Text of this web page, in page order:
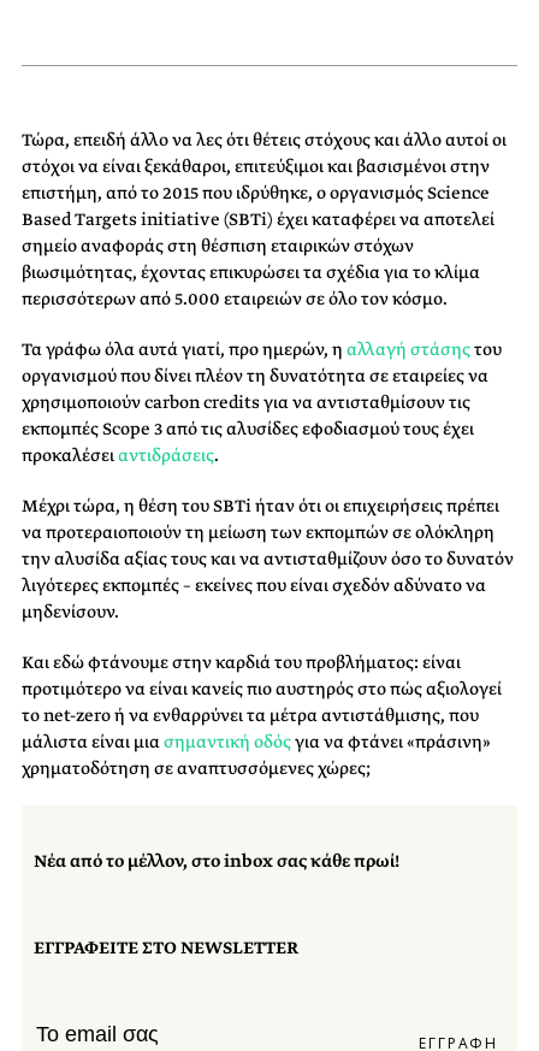
Τώρα, επειδή άλλο να λες ότι θέτεις στόχους και άλλο αυτοί οι
στόχοι να είναι ξεκάθαροι, επιτεύξιμοι και βασισμένοι στην
επιστήμη, από το 2015 που ιδρύθηκε, ο οργανισμός Science
Based Targets initiative (SBTi) έχει καταφέρει να αποτελεί
σημείο αναφοράς στη θέσπιση εταιρικών στόχων
βιωσιμότητας, έχοντας επικυρώσει τα σχέδια για το κλίμα
περισσότερων από 5.000 εταιρειών σε όλο τον κόσμο.
Τα γράφω όλα αυτά γιατί, προ ημερών, η αλλαγή στάσηςτου
οργανισμού που δίνει πλέον τη δυνατότητα σε εταιρείες να
χρησιμοποιούν carbon credits για να αντισταθμίσουν τις
εκπομπές Scope 3 από τις αλυσίδες εφοδιασμού τους έχει
προκαλέσειαντιδράσεις.
Μέχρι τώρα, η θέση του SBTi ήταν ότι οι επιχειρήσεις πρέπει
να προτεραιοποιούν τη μείωση των εκπομπών σε ολόκληρη
την αλυσίδα αξίας τους και να αντισταθμίζουν όσο το δυνατόν
λιγότερες εκπομπές – εκείνες που είναι σχεδόν αδύνατο να
μηδενίσουν.
Και εδώ φτάνουμε στην καρδιά του προβλήματος: είναι
προτιμότερο να είναι κανείς πιο αυστηρός στο πώς αξιολογεί
το net-zero ή να ενθαρρύνει τα μέτρα αντιστάθμισης, που
μάλιστα είναι μιασημαντική οδόςγια να φτάνει «πράσινη»
χρηματοδότηση σε αναπτυσσόμενες χώρες;
Νέα από το μέλλον, στο inbox σας κάθε πρωί!
ΕΓΓΡΑΦΕΙΤΕ ΣΤΟ NEWSLETTER